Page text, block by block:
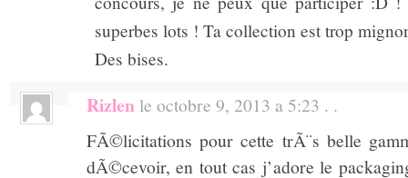
superbes lots ! Ta collection est trop
Des bises.
Rizlen le octobre 9, 2013 a 5:23 . .
FÃ©licitations pour cette trÃ¨s belle
dÃ©cevoir, en tout cas j’adore le